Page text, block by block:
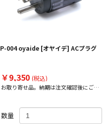
P-004 oyaide [オヤイデ] ACプラグ
￥9,350 (税込)
お取り寄せ品。納期は注文確認後にご案
数量